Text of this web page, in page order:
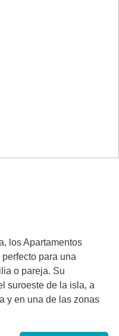
los Apartamentos
para una
o pareja. Su
suroeste de la isla, a
y en una de las zonas